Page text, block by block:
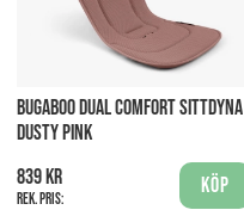
BUGABOO DUAL COMFORT SITTDYNA
DUSTY PINK
839 kr
Rek. pris:
Köp